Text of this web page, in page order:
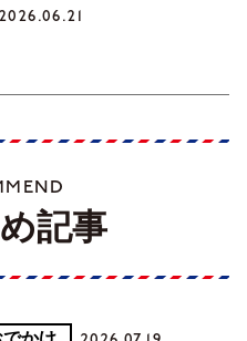
2026.06.21
記事